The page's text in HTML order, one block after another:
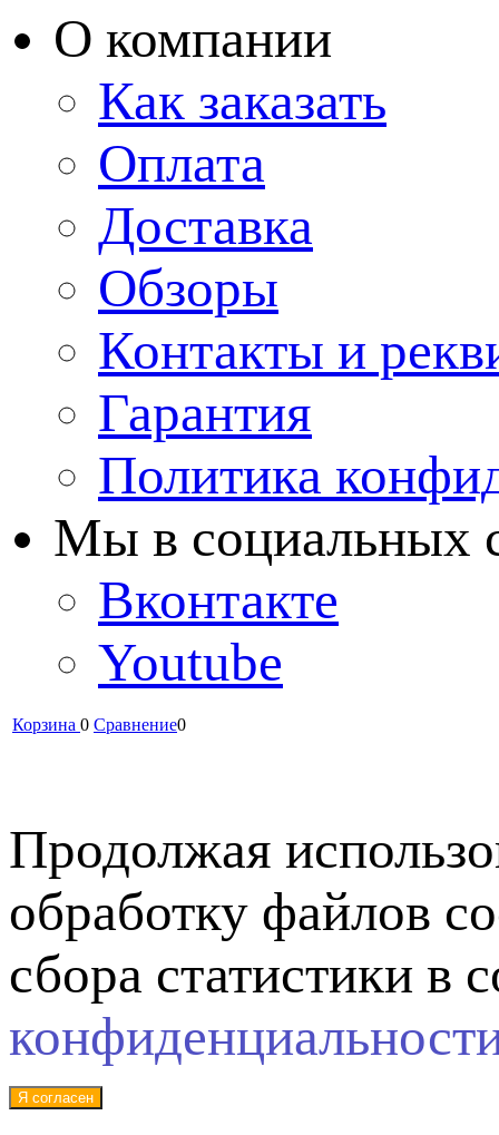
О компании
Как заказать
Оплата
Доставка
Обзоры
Контакты и
Гарантия
Политика
Мы в cоциальных
Вконтакте
Youtube
Корзина 0 Сравнение0
Продолжая
обработку файлов
сбора статистики в
Я согласен